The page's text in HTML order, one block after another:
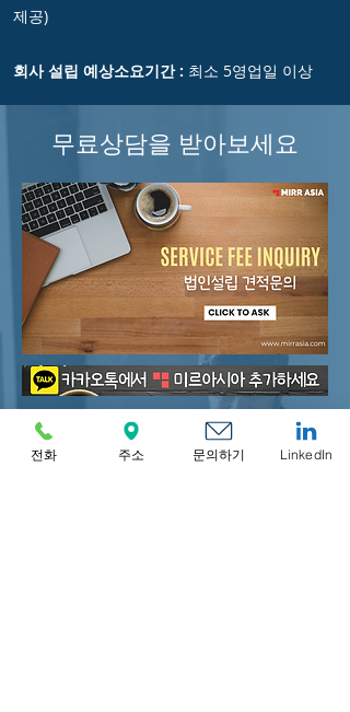
제공)
회사 설립 예상소요기간 : 최소 5영업일 이상
무료상담을 받아보세요
전화 주소 문의하기 LinkedIn